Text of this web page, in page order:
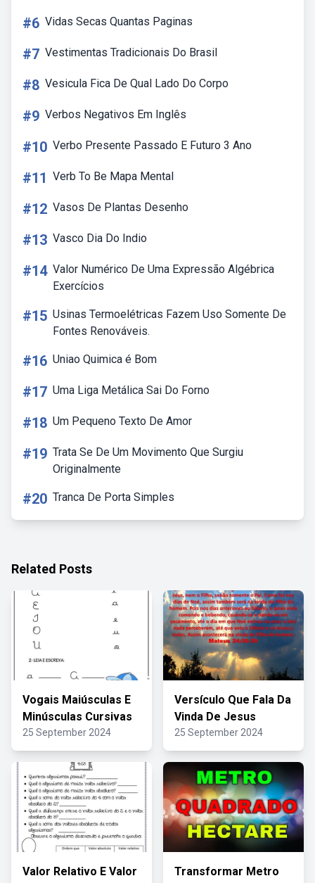
#6 Vidas Secas Quantas Paginas
#7 Vestimentas Tradicionais Do Brasil
#8 Vesicula Fica De Qual Lado Do Corpo
#9 Verbos Negativos Em Inglês
#10 Verbo Presente Passado E Futuro 3 Ano
#11 Verb To Be Mapa Mental
#12 Vasos De Plantas Desenho
#13 Vasco Dia Do Indio
#14 Valor Numérico De Uma Expressão Algébrica
Exercícios
#15 Usinas Termoelétricas Fazem Uso Somente De
Fontes Renováveis.
#16 Uniao Quimica é Bom
#17 Uma Liga Metálica Sai Do Forno
#18 Um Pequeno Texto De Amor
#19 Trata Se De Um Movimento Que Surgiu
Originalmente
#20 Tranca De Porta Simples
Related Posts
Vogais Maiúsculas E
Minúsculas Cursivas
25 September 2024
Versículo Que Fala Da
Vinda De Jesus
25 September 2024
Valor Relativo E Valor
Transformar Metro